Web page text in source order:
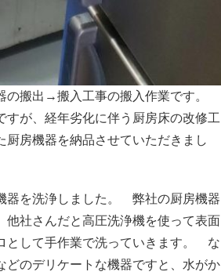
の搬出→搬入工事の搬入作業です。
が、経年劣化に伴う厨房床の改修工
房機器を納品させていただきまし
器を洗浄しました。 弊社の厨房機器
社さんだと高圧洗浄機を使って表面
として手作業で洗っていきます。 な
のデリケートな機器ですと、水がか